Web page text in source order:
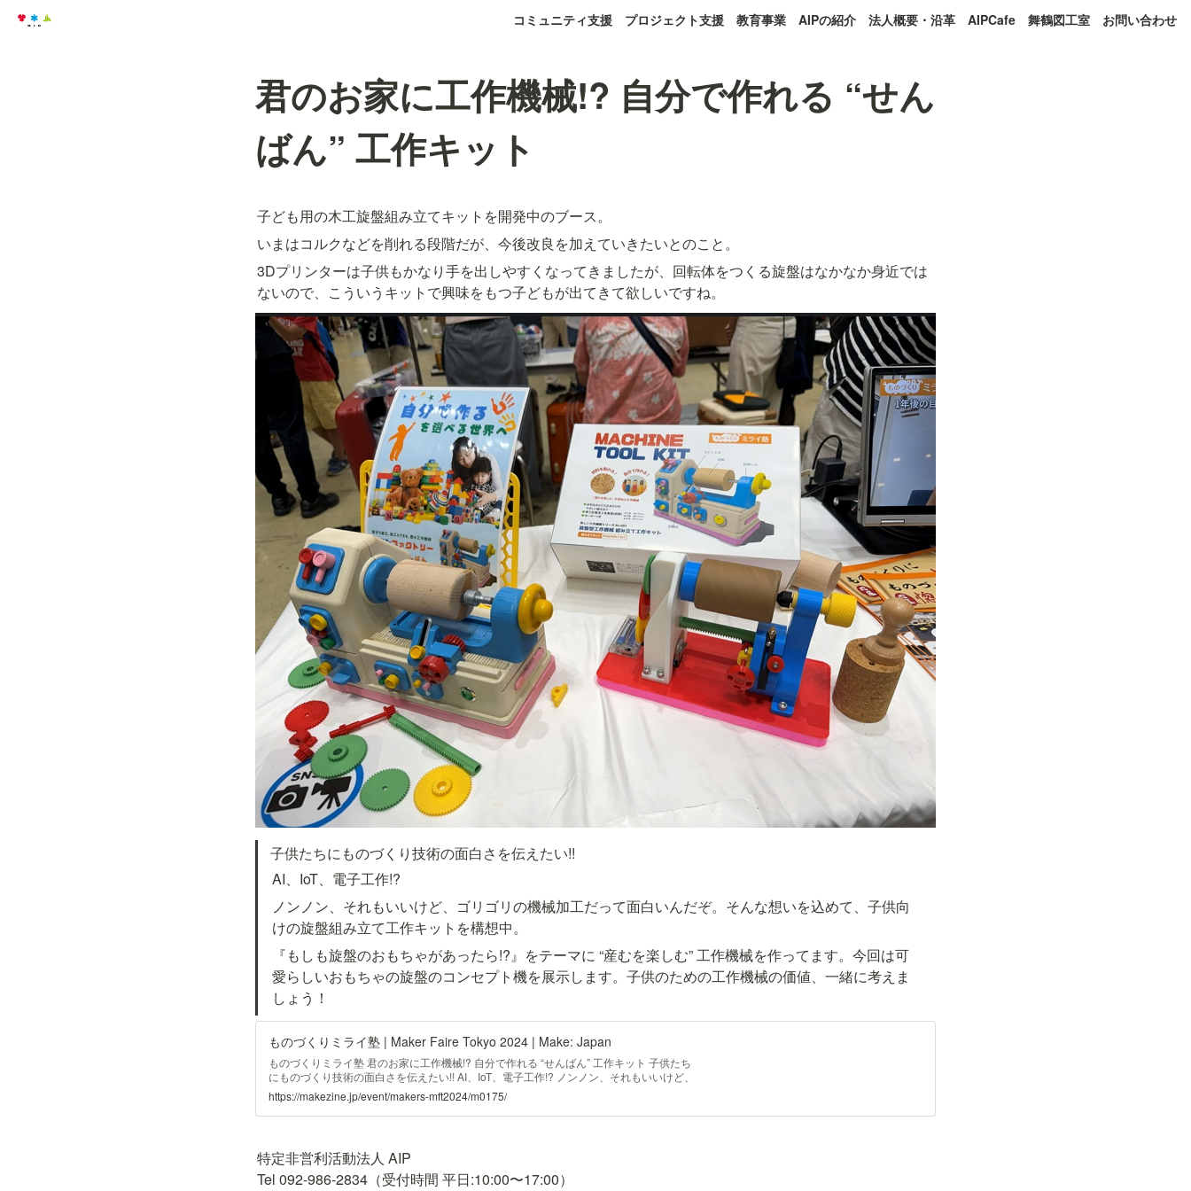
コミュニティ支援 プロジェクト支援 教育事業 AIPの紹介 法人概要・沿革 AIPCafe 舞鶴図工室 お問い合わせ
君のお家に工作機械!? 自分で作れる “せん
ばん” 工作キット
子ども用の木工旋盤組み立てキットを開発中のブース。
いまはコルクなどを削れる段階だが、今後改良を加えていきたいとのこと。
3Dプリンターは子供もかなり手を出しやすくなってきましたが、回転体をつくる旋盤はなかなか身近では
ないので、こういうキットで興味をもつ子どもが出てきて欲しいですね。
子供たちにものづくり技術の面白さを伝えたい!!
AI、IoT、電子工作!?
ノンノン、それもいいけど、ゴリゴリの機械加工だって面白いんだぞ。そんな想いを込めて、子供向
けの旋盤組み立て工作キットを構想中。
『もしも旋盤のおもちゃがあったら!?』をテーマに “産むを楽しむ” 工作機械を作ってます。今回は可
愛らしいおもちゃの旋盤のコンセプト機を展示します。子供のための工作機械の価値、一緒に考えま
しょう！
ものづくりミライ塾 | Maker Faire Tokyo 2024 | Make: Japan
ものづくりミライ塾 君のお家に工作機械!? 自分で作れる “せんばん” 工作キット 子供たち
にものづくり技術の面白さを伝えたい!! AI、IoT、電子工作!? ノンノン、それもいいけど、
ゴリゴリの機械…
https://makezine.jp/event/makers-mft2024/m0175/
特定非営利活動法人 AIP